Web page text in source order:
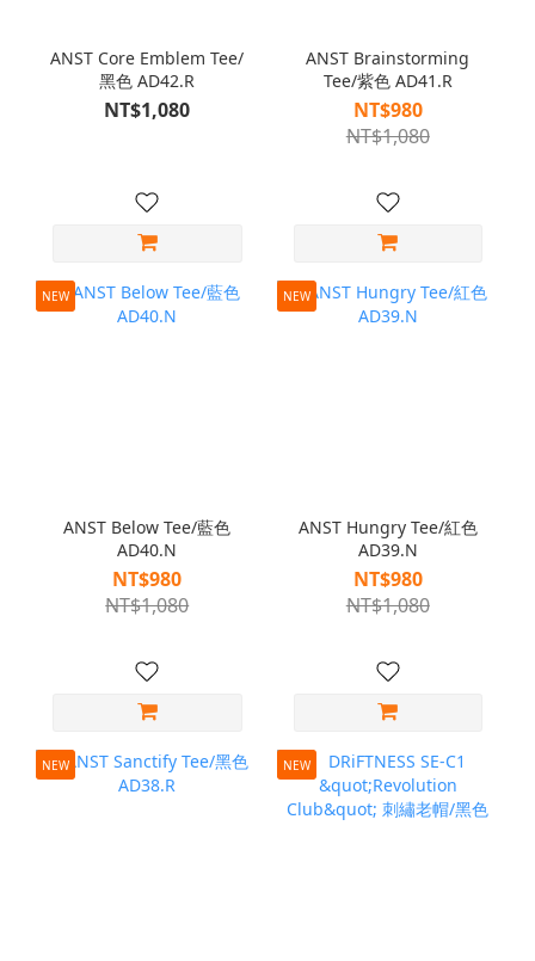
ANST Core Emblem Tee/
黑色 AD42.R
NT$1,080
ANST Brainstorming
Tee/紫色 AD41.R
NT$980
NT$1,080
NEW
ANST Below Tee/藍色
AD40.N
NT$980
NT$1,080
NEW
ANST Hungry Tee/紅色
AD39.N
NT$980
NT$1,080
NEW NEW